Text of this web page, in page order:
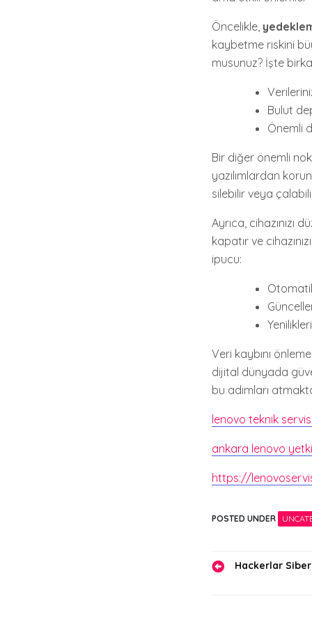
Öncelikle,
kaybetme riskini
musunuz? İşte
Bulut
Önemli
Bir diğer önemli
yazılımlardan
silebilir veya
Ayrıca, cihazınızı
kapatır ve
ipucu:
Veri kaybını
dijital dünyada
bu adımları
lenovo teknik
ankara lenovo
https://
POSTED UNDER
YazıHackerlar Siber